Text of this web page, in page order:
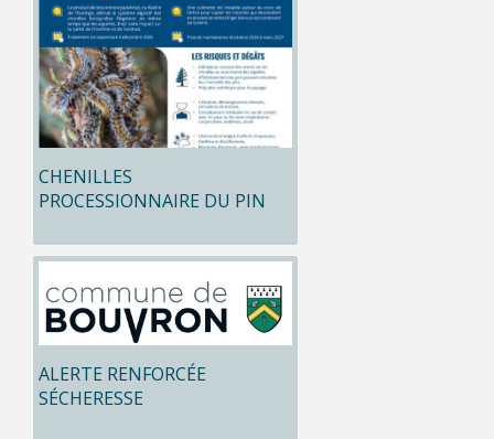
CHENILLES
PROCESSIONNAIRE DU PIN
ALERTE RENFORCÉE
SÉCHERESSE